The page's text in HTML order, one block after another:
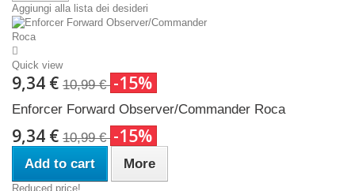
Aggiungi alla lista dei desideri
Quick view
9,34 € 10,99 € -15%
Enforcer Forward Observer/Commander Roca
9,34 € 10,99 € -15%
Add to cart More
Reduced price!